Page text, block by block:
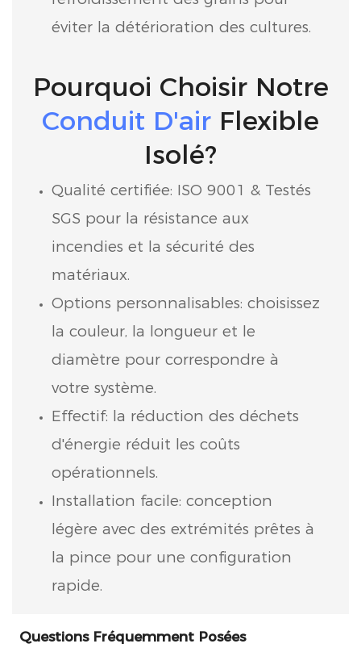
éviter la détérioration des cultures.
Pourquoi Choisir Notre
Conduit D'air Flexible
Isolé?
Qualité certifiée: ISO 9001 & Testés
SGS pour la résistance aux
incendies et la sécurité des
matériaux.
Options personnalisables: choisissez
la couleur, la longueur et le
diamètre pour correspondre à
votre système.
Effectif: la réduction des déchets
d'énergie réduit les coûts
opérationnels.
Installation facile: conception
légère avec des extrémités prêtes à
la pince pour une configuration
rapide.
Questions Fréquemment Posées